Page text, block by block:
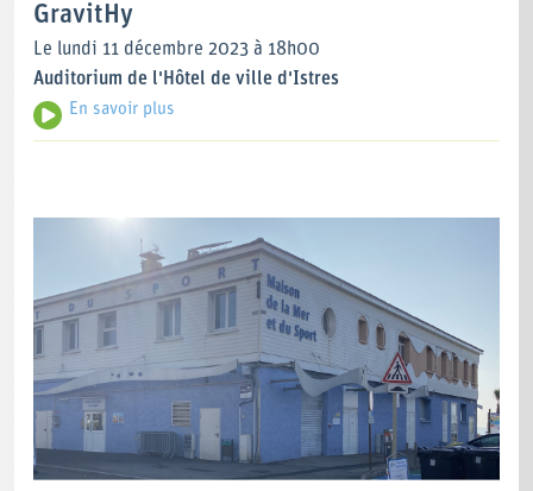
GravitHy
Le lundi 11 décembre 2023 à 18h00
Auditorium de l'Hôtel de ville d'Istres
En savoir plus